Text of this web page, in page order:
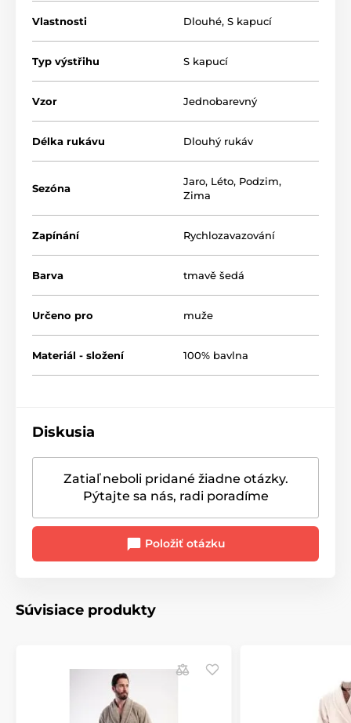
absorpce oproti županům z klasického bavlněného
froté. Při výrobě nejsou používány reaktivní barvy
prostředí.
Pánské dlouhé župany
Vlastnosti Dlouhé, S kapucí
Typ výstřihu S kapucí
Vzor Jednobarevný
Délka rukávu Dlouhý rukáv
Sezóna
Jaro, Léto, Podzim,
Zima
Zapínání Rychlozavazování
Barva tmavě šedá
Určeno pro muže
Materiál - složení 100% bavlna
Diskusia
Zatiaľ neboli pridané žiadne otázky.
Pýtajte sa nás, radi poradíme
Položiť otázku
Súvisiace produkty